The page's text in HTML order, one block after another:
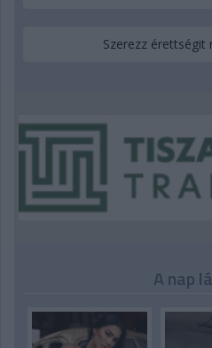
Szerezz érettségit
A nap